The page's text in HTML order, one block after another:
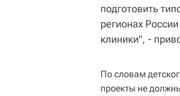
подготовить
регионах
клиники", -
По словам
проекты не